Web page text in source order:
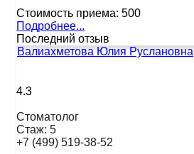
Стоимость приема: 500
Подробнее...
Последний отзыв
Валиахметова Юлия Руслановна
4.3
Стоматолог
Стаж: 5
+7 (499) 519-38-52